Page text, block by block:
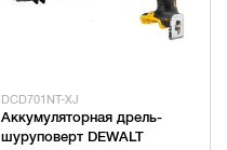
DCD701NT-XJ
Аккумуляторная дрель-
шуруповерт DEWALT